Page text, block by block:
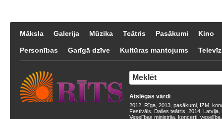
Māksla Galerija Mūzika Teātris Pasākumi Kino
Personības Garīgā dzīve Kultūras mantojums
Atslēgas vārdi
2012 Rīga 2013 pasākumi IZM
Festivāls
Dailes teātris 2014 Latvija
Veselības ministrija koncerti veselība